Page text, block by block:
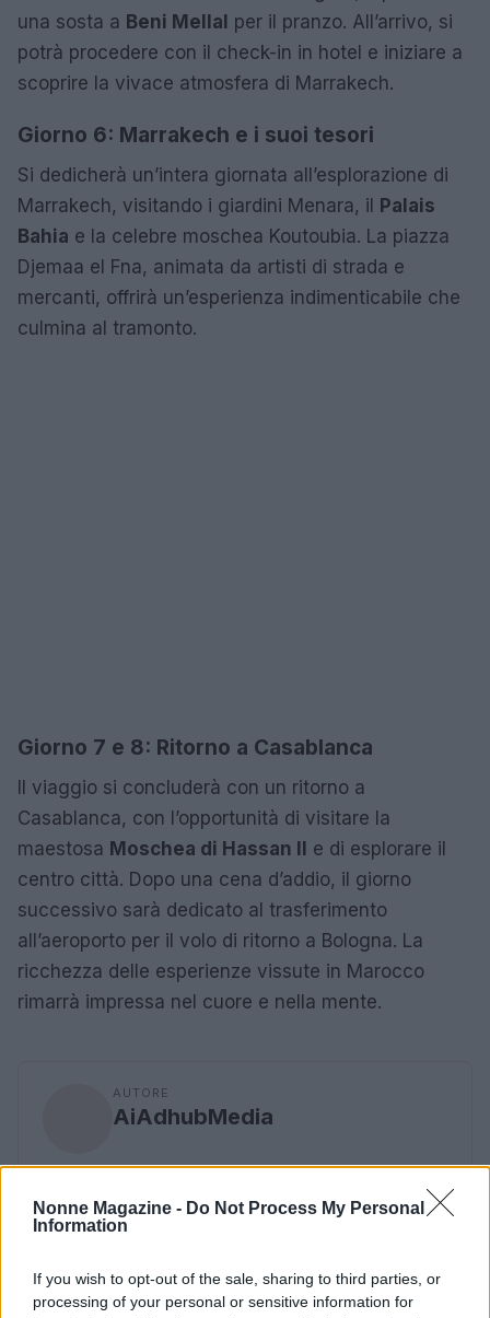
Nonne Magazine - Do Not Process My Personal
Information
If you wish to opt-out of the sale, sharing to third parties, or
processing of your personal or sensitive information for
una sosta a Beni Mellal per il pranzo. All’arrivo, si
potrà procedere con il check-in in hotel e iniziare a
scoprire la vivace atmosfera di Marrakech.
Giorno 6: Marrakech e i suoi tesori
Si dedicherà un’intera giornata all’esplorazione di
Marrakech, visitando i giardini Menara, il
Palais
Bahia e la celebre moschea Koutoubia. La piazza
Djemaa el Fna, animata da artisti di strada e
mercanti, offrirà un’esperienza indimenticabile che
culmina al tramonto.
Giorno 7 e 8: Ritorno a Casablanca
Il viaggio si concluderà con un ritorno a
Casablanca, con l’opportunità di visitare la
maestosa Moschea di Hassan II
e di esplorare il
centro città. Dopo una cena d’addio, il giorno
successivo sarà dedicato al trasferimento
all’aeroporto per il volo di ritorno a Bologna. La
ricchezza delle esperienze vissute in Marocco
rimarrà impressa nel cuore e nella mente.
AUTORE
AiAdhubMedia